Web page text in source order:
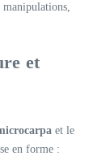
manipulations,
et
et le
en forme :